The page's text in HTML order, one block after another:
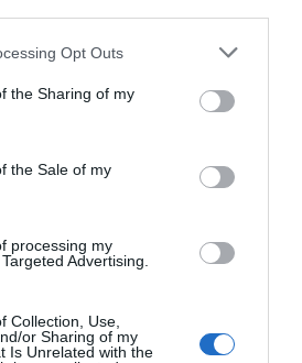
Opt Outs
the Sharing of my
the Sale of my
processing my
Advertising.
Collection, Use,
or Sharing of my
Is Unrelated with the
nya steg efter